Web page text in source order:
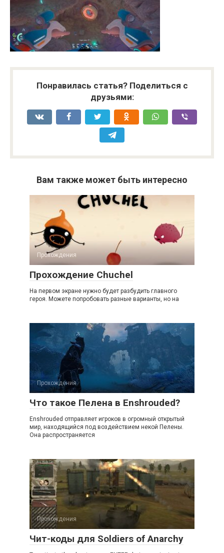
Понравилась статья? Поделиться с
друзьями:
Вам также может быть интересно
Прохождения
Прохождение Chuchel
На первом экране нужно будет разбудить главного
героя. Можете попробовать разные варианты, но на
Прохождения
Что такое Пелена в Enshrouded?
Enshrouded отправляет игроков в огромный открытый
мир, находящийся под воздействием некой Пелены.
Она распространяется
Прохождения
Чит-коды для Soldiers of Anarchy